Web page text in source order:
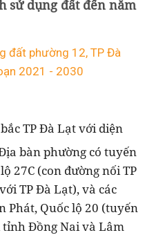
sử dụng đất đến năm
đất phường 12, TP Đà
2021 - 2030
TP Đà Lạt với diện
bàn phường có tuyến
27C (con đường nối TP
TP Đà Lạt), và các
Phát, Quốc lộ 20 (tuyến
Đồng Nai và Lâm